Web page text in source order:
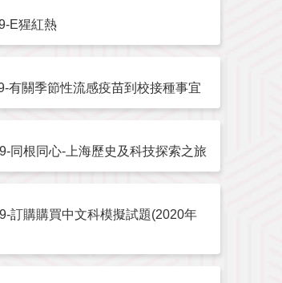
E猩紅熱
有關季節性流感疫苗到校接種事宜
同根同心-上海歷史及科技探索之旅
訂購購買中文科模擬試題(2020年